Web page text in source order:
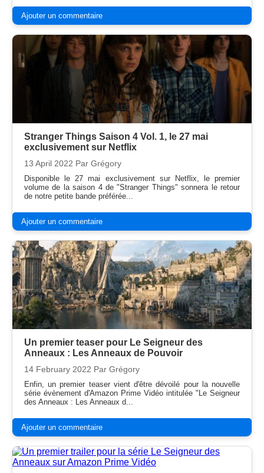
Ajouter un commentaire
Stranger Things Saison 4 Vol. 1, le 27 mai
exclusivement sur Netflix
13 April 2022 Par Grégory
Disponible le 27 mai exclusivement sur Netflix, le premier
volume de la saison 4 de "Stranger Things" sonnera le retour
de notre petite bande préférée...
Ajouter un commentaire
Un premier teaser pour Le Seigneur des
Anneaux : Les Anneaux de Pouvoir
14 February 2022 Par Grégory
Enfin, un premier teaser vient d'être dévoilé pour la nouvelle
série évènement d'Amazon Prime Vidéo intitulée "Le Seigneur
des Anneaux : Les Anneaux d...
Ajouter un commentaire